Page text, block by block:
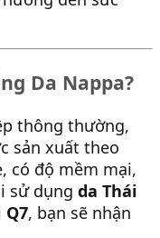
Da Nappa?
thông thường,
sản xuất theo
có độ mềm mại,
sử dụng da Thái
, bạn sẽ nhận